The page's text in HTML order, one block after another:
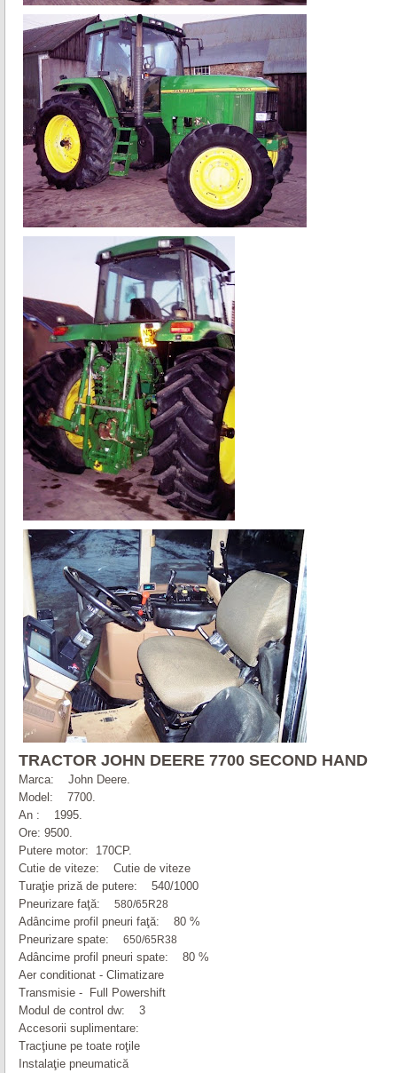
TRACTOR JOHN DEERE 7700 SECOND HAND
Marca: John Deere
Model: 7700
An : 1995.
Ore: 9500.
Putere motor: 170CP.
Cutie de viteze: Cutie de viteze
Turaţie priză de putere: 540/1000
Pneurizare faţă: 580/65R28
Adâncime profil pneuri faţă: 80 %
Pneurizare spate: 650/65R38
Adâncime profil pneuri spate: 80 %
Aer conditionat - Climatizare
Transmisie - Full Powershift
Modul de control dw: 3
Accesorii suplimentare:
Tracţiune pe toate roţile
Instalaţie pneumatică